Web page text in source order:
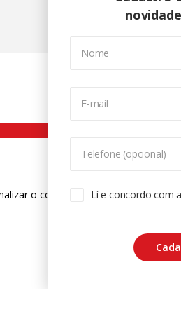
Nome
E-mail
Telefone (opcional)
Lí e concordo com
o conteúdo. Para saber mais